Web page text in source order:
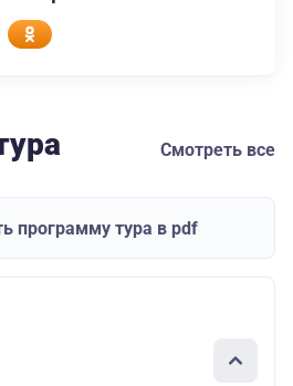
Смотреть все
программу тура в pdf